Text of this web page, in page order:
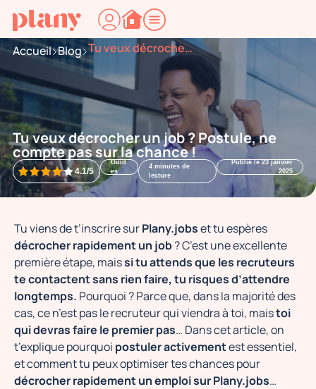
Accueil Blog Tu veux décrocher un job ? Postule, ne compte pas sur la chance !
Tu veux décrocher un job ? Postule, ne
compte pas sur la chance !
4.1/5
Guid
es
4 minutes de
lecture
Publié le23 janvier
2025
Tu viens de t’inscrire surPlany.jobset tu espères
décrocher rapidement un job? C’est une excellente
première étape, maissi tu attends que les recruteurs
te contactent sans rien faire, tu risques d’attendre
longtemps. Pourquoi ? Parce que, dans la majorité des
cas, ce n’est pas le recruteur qui viendra à toi, maistoi
qui devras faire le premier pas… Dans cet article, on
t’explique pourquoi postuler activementest essentiel,
et comment tu peux optimiser tes chances pour
décrocher rapidement un emploi sur Plany.jobs…